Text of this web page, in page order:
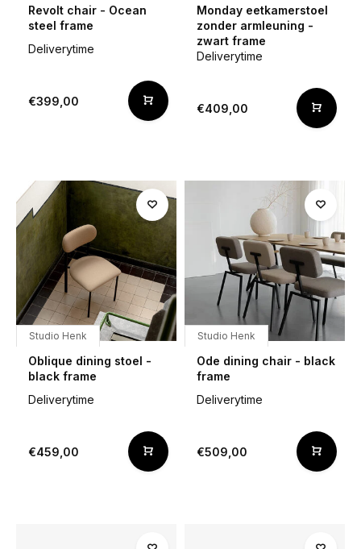
Revolt chair - Ocean
steel frame
Deliverytime
€399,00
Monday eetkamerstoel
zonder armleuning -
zwart frame
Deliverytime
€409,00
Studio Henk
Oblique dining stoel -
black frame
Deliverytime
€459,00
Studio Henk
Ode dining chair - black
frame
Deliverytime
€509,00